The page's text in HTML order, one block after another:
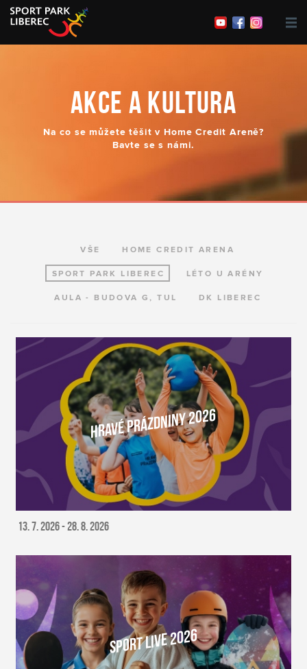
Obchody a restaurace
Organizace akcí
Sport Live
Kontakty
AKCE A KULTURA
Na co se můžete těšit v Home Credit Areně?
Bavte se s námi.
VŠE HOME CREDIT ARENA
SPORT PARK LIBEREC LÉTO U ARÉNY
AULA - BUDOVA G, TUL DK LIBEREC
HRAVÉ PRÁZDNINY 2026
Více o akci
13. 7. 2026 - 28. 8. 2026
SPORT LIVE 2026
Více o akci